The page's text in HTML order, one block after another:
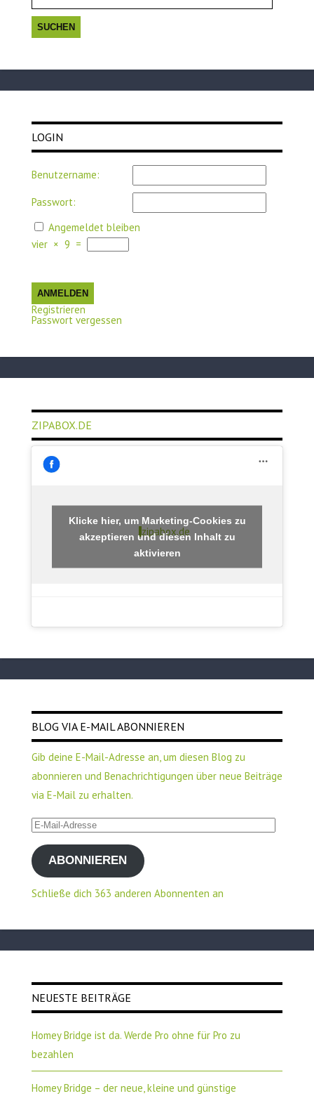
LOGIN
Benutzername:
Passwort:
Angemeldet bleiben
vier × 9 =
ANMELDEN
Registrieren
Passwort vergessen
ZIPABOX.DE
zipabox.de
Klicke hier, um Marketing-Cookies zu
akzeptieren und diesen Inhalt zu
aktivieren
BLOG VIA E-MAIL ABONNIEREN
Gib deine E-Mail-Adresse an, um diesen Blog zu
abonnieren und Benachrichtigungen über neue Beiträge
via E-Mail zu erhalten.
E-
Mail-
AdresseABONNIEREN
Schließe dich 363 anderen Abonnenten an
NEUESTE BEITRÄGE
Homey Bridge ist da. Werde Pro ohne für Pro zu
bezahlen
Homey Bridge – der neue, kleine und günstige